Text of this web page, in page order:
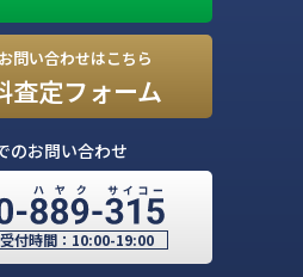
問い合わせはこちら
査定フォーム
のお問い合わせ
受付時間： 10:00-19:00